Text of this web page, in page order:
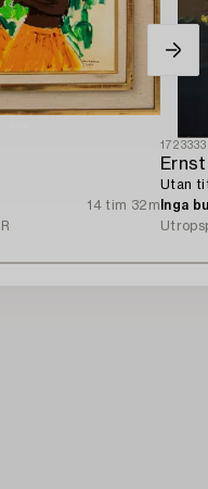
14 tim 32m
1723333
Utan
Inga